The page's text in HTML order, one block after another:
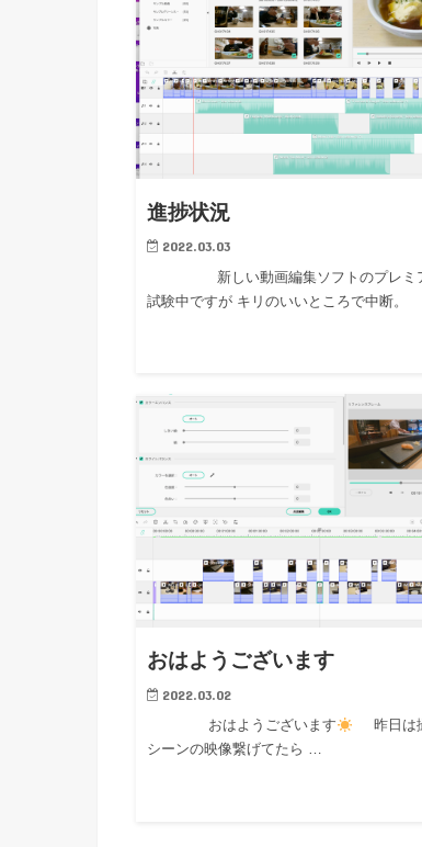
進捗状況
2022.03.03
新しい動画編集ソフトのプレミア
試験中ですが キリのいいところで中断
おはようございます
2022.03.02
おはようございます
昨日は
シーンの映像繋げてたら …